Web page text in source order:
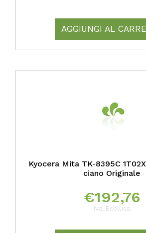
AGGIUNGI AL
Kyocera Mita TK-8395C
ciano Originale
€192,76
Iva Esclusa